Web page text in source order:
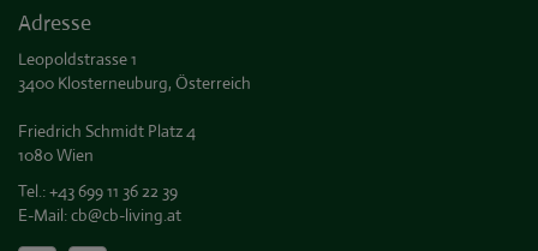
Adresse
Leopoldstrasse 1
3400 Klosterneuburg, Österreich
Friedrich Schmidt Platz 4
1080 Wien
Tel.:+43 699 11 36 22 39
E-Mail:cb@cb-living.at